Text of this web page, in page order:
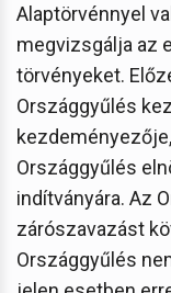
Alaptörvénnyel
megvizsgálja az
törvényeket.
Országgyűlés
Országgyűlés
indítványára. Az
zárószavazást
Országgyűlés